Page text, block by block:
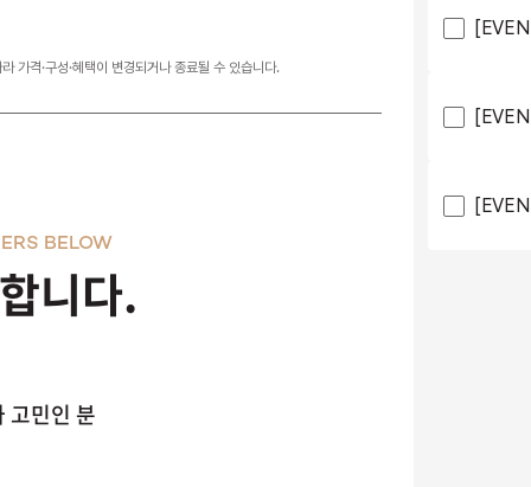
가격·구성·혜택이 변경되거나 종료될 수 있습니다.
니다.
BELOW
고민인 분